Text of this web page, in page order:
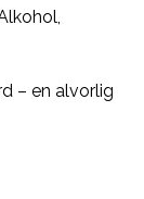
– en alvorlig